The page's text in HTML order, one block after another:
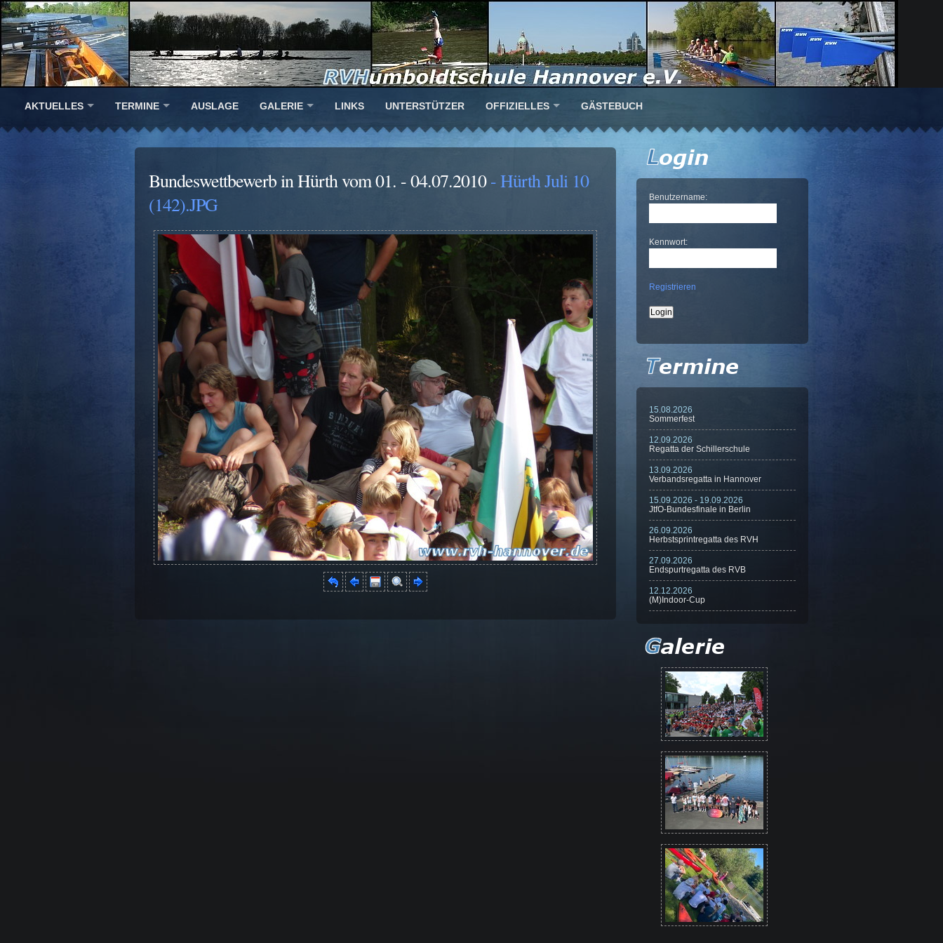
AKTUELLES TERMINE AUSLAGE GALERIE LINKS UNTERSTÜTZER OFFIZIELLES GÄSTEBUCH
Bundeswettbewerb in Hürth vom 01. - 04.07.2010- Hürth Juli 10
(142).JPG
Benutzername:
Kennwort:
Registrieren
15.08.2026
Sommerfest
12.09.2026
Regatta der Schillerschule
13.09.2026
Verbandsregatta in Hannover
15.09.2026 - 19.09.2026
JtfO-Bundesfinale in Berlin
26.09.2026
Herbstsprintregatta des RVH
27.09.2026
Endspurtregatta des RVB
12.12.2026
(M)Indoor-Cup